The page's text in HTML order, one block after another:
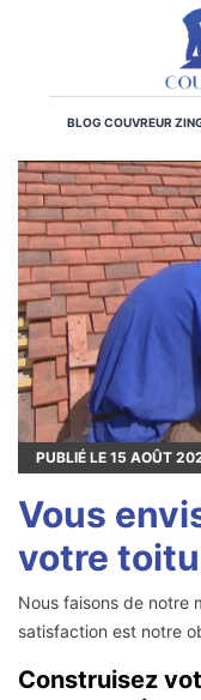
BLOG COUVREUR
PUBLIÉ LE 15 AOÛT
Vous
votre
Nous faisons de notre
satisfaction est notre
Construisez